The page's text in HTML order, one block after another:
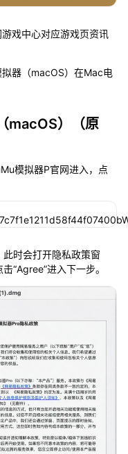
戏中心对应游戏页资讯
器（macOS）在Mac电
macOS）（原
模拟器P官网进入，点
时会打开隐私政策窗
“Agree”进入下一步。